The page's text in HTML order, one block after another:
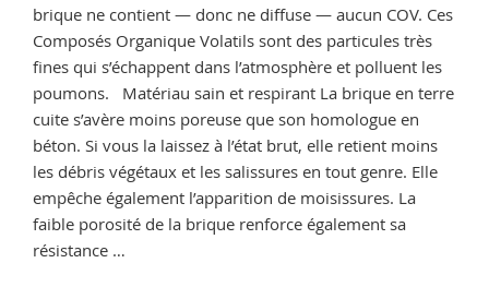
brique ne contient — donc ne diffuse — aucun COV. Ces
Composés Organique Volatils sont des particules très
fines qui s’échappent dans l’atmosphère et polluent les
poumons. Matériau sain et respirant La brique en terre
cuite s’avère moins poreuse que son homologue en
béton. Si vous la laissez à l’état brut, elle retient moins
les débris végétaux et les salissures en tout genre. Elle
empêche également l’apparition de moisissures. La
faible porosité de la brique renforce également sa
résistance …